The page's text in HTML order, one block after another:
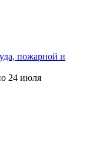
пожарной и
24 июля